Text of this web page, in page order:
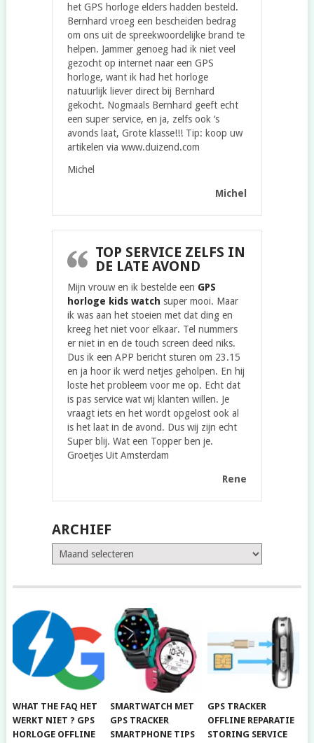
het GPS horloge elders hadden besteld.
Bernhard vroeg een bescheiden bedrag
om ons uit de spreekwoordelijke brand te
helpen. Jammer genoeg had ik niet veel
gezocht op internet naar een GPS
horloge, want ik had het horloge
natuurlijk liever direct bij Bernhard
gekocht. Nogmaals Bernhard geeft echt
een super service, en ja, zelfs ook ‘s
avonds laat, Grote klasse!!! Tip: koop uw
artikelen via www.duizend.com
Michel
Michel
TOP SERVICE ZELFS IN
DE LATE AVOND
Mijn vrouw en ik bestelde een GPS
horloge kids watch super mooi. Maar
ik was aan het stoeien met dat ding en
kreeg het niet voor elkaar. Tel nummers
er niet in en de touch screen deed niks.
Dus ik een APP bericht sturen om 23.15
en ja hoor ik werd netjes geholpen. En hij
loste het probleem voor me op. Echt dat
is pas service wat wij klanten willen. Je
vraagt iets en het wordt opgelost ook al
is het laat in de avond. Dus wij zijn echt
Super blij. Wat een Topper ben je.
Groetjes Uit Amsterdam
Rene
ARCHIEF
Archief
WHAT THE FAQ HET
WERKT NIET ? GPS
HORLOGE OFFLINE
SMARTWATCH MET
GPS TRACKER
SMARTPHONE TIPS
GPS TRACKER
OFFLINE REPARATIE
STORING SERVICE